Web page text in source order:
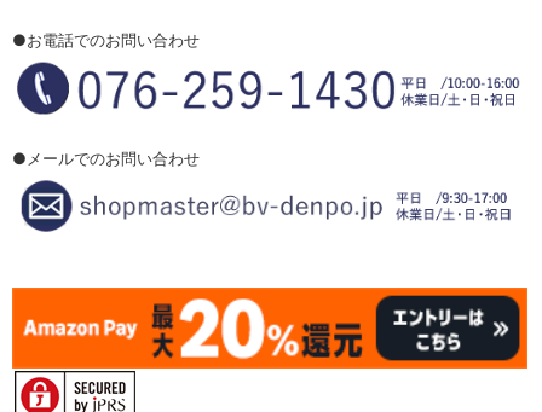
●お電話でのお問い合わせ
●メールでのお問い合わせ